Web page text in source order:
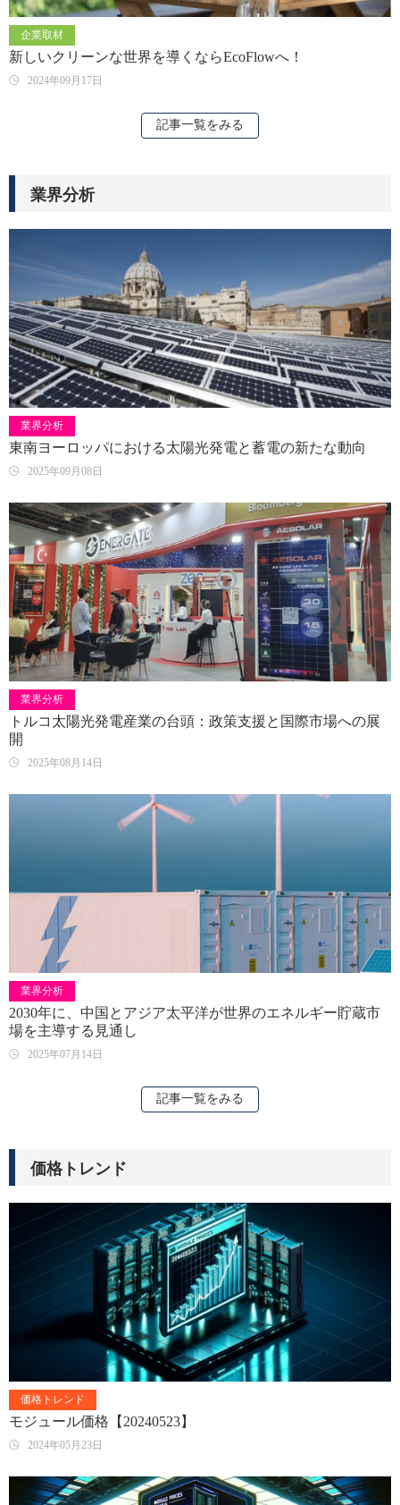
企業取材
新しいクリーンな世界を導くならEcoFlowへ！
2024年09月17日
記事一覧をみる
業界分析
業界分析
東南ヨーロッパにおける太陽光発電と蓄電の新たな動向
2025年09月08日
業界分析
トルコ太陽光発電産業の台頭：政策支援と国際市場への展
開
2025年08月14日
業界分析
2030年に、中国とアジア太平洋が世界のエネルギー貯蔵市
場を主導する見通し
2025年07月14日
記事一覧をみる
価格トレンド
価格トレンド
モジュール価格【20240523】
2024年05月23日